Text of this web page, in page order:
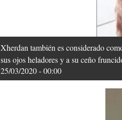
Xherdan también es considerado
sus ojos heladores y a su ceño
25/03/2020 - 00:00